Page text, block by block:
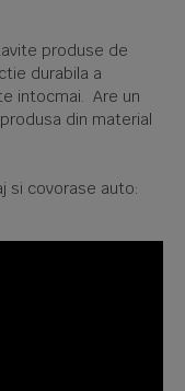
produse de
durabila a
intocmai. Are un
din material
si covorase auto: